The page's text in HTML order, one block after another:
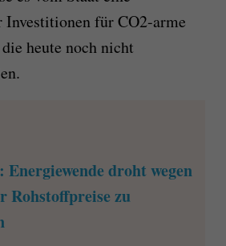
für CO2-arme
heute noch nicht
Energiewende droht wegen
Rohstoffpreise zu